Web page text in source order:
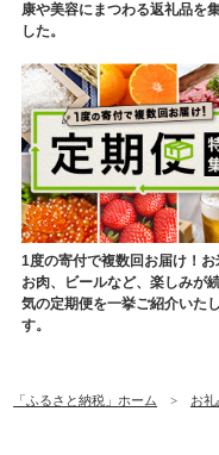
康や美容にまつわる返礼品を
した。
1度の寄付で複数回お届け！お
お肉、ビールなど、楽しみが
気の定期便を一挙ご紹介いた
す。
「ふるさと納税」ホーム お